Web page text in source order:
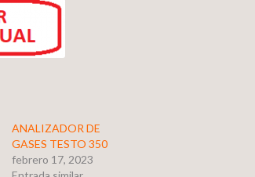
ANALIZADOR DE
GASES TESTO 350
febrero 17, 2023